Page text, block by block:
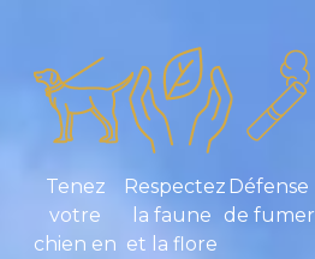
Tenez
votre
chien en
Respectez
la faune
et la flore
Défense
de fumer